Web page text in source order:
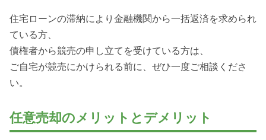
住宅ローンの滞納により金融機関から一括返済を求められ
ている方、
債権者から競売の申し立てを受けている方は、
ご自宅が競売にかけられる前に、ぜひ一度ご相談くださ
い。
任意売却のメリットとデメリット